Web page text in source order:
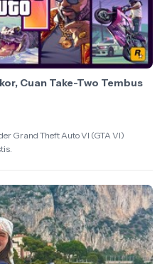
Cuan Take-Two Tembus
Grand Theft Auto VI (GTA VI)